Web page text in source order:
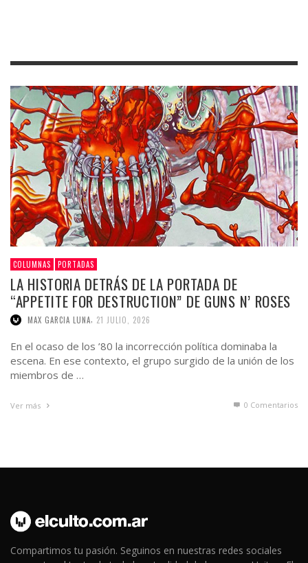
COLUMNAS PORTADAS
LA HISTORIA DETRÁS DE LA PORTADA DE
“APPETITE FOR DESTRUCTION” DE GUNS N’ ROSES
MAX GARCIA LUNA, 21 JULIO, 2026
En el ocaso de los ’80 la incorrección política dominaba la
escena. En ese contexto, el grupo surgido de la unión de los
miembros de …
Ver más 0 Comentarios
Compartimos tu pasión. Seguinos en nuestras redes sociales